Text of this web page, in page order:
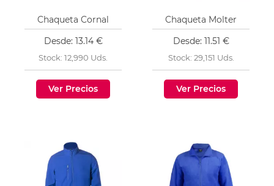
Chaqueta Cornal
Desde: 13.14 €
Stock: 12,990 Uds.
Ver Precios
Chaqueta Molter
Desde: 11.51 €
Stock: 29,151 Uds.
Ver Precios